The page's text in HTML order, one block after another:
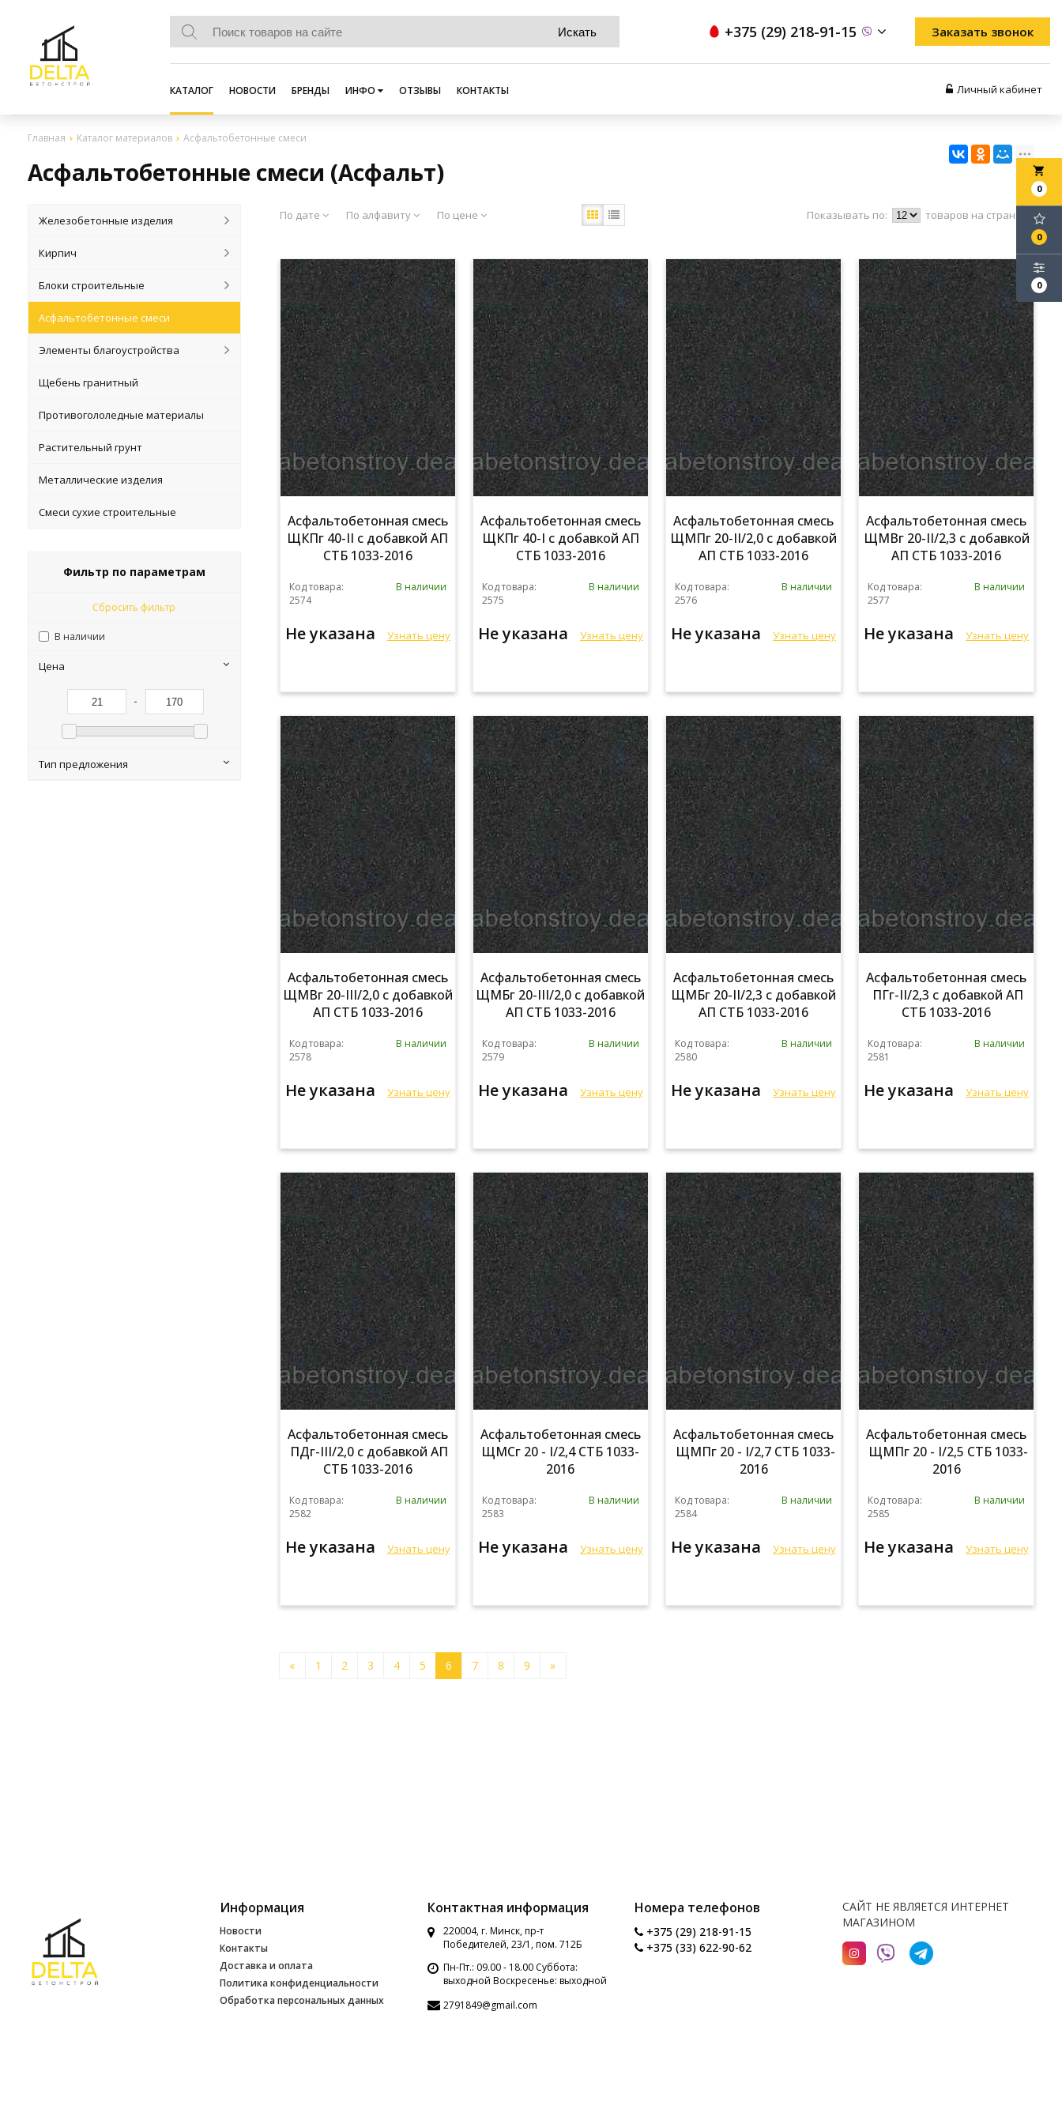
+375 (29) 218-91-15 Заказать звонок
КАТАЛОГ НОВОСТИ БРЕНДЫ ИНФО ОТЗЫВЫ КОНТАКТЫ Личный кабинет
Главная Каталог материалов Асфальтобетонные смеси
Асфальтобетонные смеси (Асфальт) local_grocery_store
0
0
0
Железобетонные изделия
Кирпич
Блоки строительные
Асфальтобетонные смеси
Элементы благоустройства
Щебень гранитный
Противогололедные материалы
Растительный грунт
Металлические изделия
Смеси сухие строительные
Фильтр по параметрам
Сбросить фильтр
В наличии
Цена
-
Тип предложения
По дате По алфавиту По цене Показывать по: товаров на странице
Асфальтобетонная смесь
ЩКПг 40-II с добавкой АП
СТБ 1033-2016
Код товара:
2574
В наличии
Не указана Узнать цену
Асфальтобетонная смесь
ЩКПг 40-I с добавкой АП
СТБ 1033-2016
Код товара:
2575
В наличии
Не указана Узнать цену
Асфальтобетонная смесь
ЩМПг 20-II/2,0 с добавкой
АП СТБ 1033-2016
Код товара:
2576
В наличии
Не указана Узнать цену
Асфальтобетонная смесь
ЩМВг 20-II/2,3 с добавкой
АП СТБ 1033-2016
Код товара:
2577
В наличии
Не указана Узнать цену
Асфальтобетонная смесь
ЩМВг 20-III/2,0 с добавкой
АП СТБ 1033-2016
Код товара:
2578
В наличии
Не указана Узнать цену
Асфальтобетонная смесь
ЩМБг 20-III/2,0 с добавкой
АП СТБ 1033-2016
Код товара:
2579
В наличии
Не указана Узнать цену
Асфальтобетонная смесь
ЩМБг 20-II/2,3 с добавкой
АП СТБ 1033-2016
Код товара:
2580
В наличии
Не указана Узнать цену
Асфальтобетонная смесь
ПГг-II/2,3 с добавкой АП
СТБ 1033-2016
Код товара:
2581
В наличии
Не указана Узнать цену
Асфальтобетонная смесь
ПДг-III/2,0 с добавкой АП
СТБ 1033-2016
Код товара:
2582
В наличии
Не указана Узнать цену
Асфальтобетонная смесь
ЩМСг 20 - I/2,4 СТБ 1033-
2016
Код товара:
2583
В наличии
Не указана Узнать цену
Асфальтобетонная смесь
ЩМПг 20 - I/2,7 СТБ 1033-
2016
Код товара:
2584
В наличии
Не указана Узнать цену
Асфальтобетонная смесь
ЩМПг 20 - I/2,5 СТБ 1033-
2016
Код товара:
2585
В наличии
Не указана Узнать цену
« 1 2 3 4 5 6 7 8 9 »
Информация
Новости
Контакты
Доставка и оплата
Политика конфиденциальности
Обработка персональных данных
Контактная информация
220004, г. Минск, пр-т
Победителей, 23/1, пом. 712Б
Пн-Пт.: 09.00 - 18.00 Суббота:
выходной Воскресенье: выходной
2791849@gmail.com
Номера телефонов
+375 (29) 218-91-15
+375 (33) 622-90-62
САЙТ НЕ ЯВЛЯЕТСЯ ИНТЕРНЕТ
МАГАЗИНОМ